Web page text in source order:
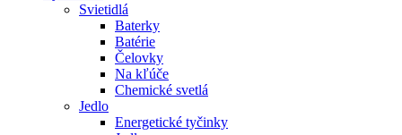
Svietidlá
Baterky
Batérie
Čelovky
Na kľúče
Chemické svetlá
Jedlo
Energetické tyčinky